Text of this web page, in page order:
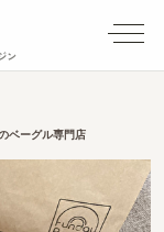
ン
ベーグル専門店